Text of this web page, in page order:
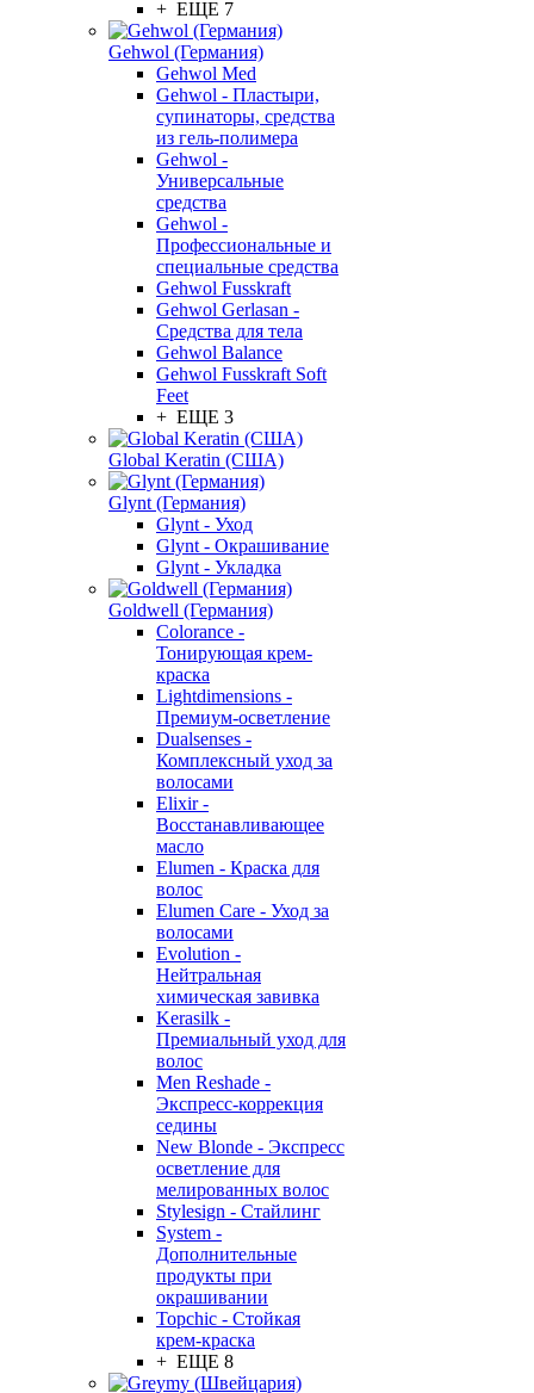
+ ЕЩЕ 7
Gehwol (Германия)
Gehwol Med
Gehwol - Пластыри,
супинаторы, средства
из гель-полимера
Gehwol -
Универсальные
средства
Gehwol -
Профессиональные и
специальные средства
Gehwol Fusskraft
Gehwol Gerlasan -
Средства для тела
Gehwol Balance
Gehwol Fusskraft Soft
Feet
+ ЕЩЕ 3
Global Keratin (США)
Glynt (Германия)
Glynt - Уход
Glynt - Окрашивание
Glynt - Укладка
Goldwell (Германия)
Colorance -
Тонирующая крем-
краска
Lightdimensions -
Премиум-осветление
Dualsenses -
Комплексный уход за
волосами
Elixir -
Восстанавливающее
масло
Elumen - Краска для
волос
Elumen Care - Уход за
волосами
Evolution -
Нейтральная
химическая завивка
Kerasilk -
Премиальный уход для
волос
Men Reshade -
Экспресс-коррекция
седины
New Blonde - Экспресс
осветление для
мелированных волос
Stylesign - Стайлинг
System -
Дополнительные
продукты при
окрашивании
Topchic - Стойкая
крем-краска
+ ЕЩЕ 8